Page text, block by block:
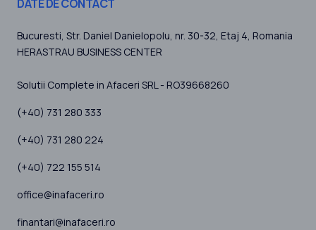
DATE DE CONTACT
Bucuresti, Str. Daniel Danielopolu, nr. 30-32, Etaj 4, Romania
HERASTRAU BUSINESS CENTER
Solutii Complete in Afaceri SRL - RO39668260
(+40) 731 280 333
(+40) 731 280 224
(+40) 722 155 514
office@inafaceri.ro
finantari@inafaceri.ro